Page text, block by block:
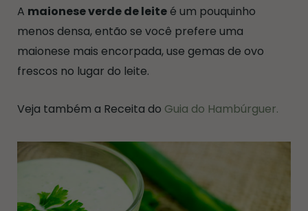
A maionese verde de leiteé um pouquinho
menos densa, então se você prefere uma
maionese mais encorpada, use gemas de ovo
frescos no lugar do leite.
Veja também a Receita do Guia do Hambúrguer.